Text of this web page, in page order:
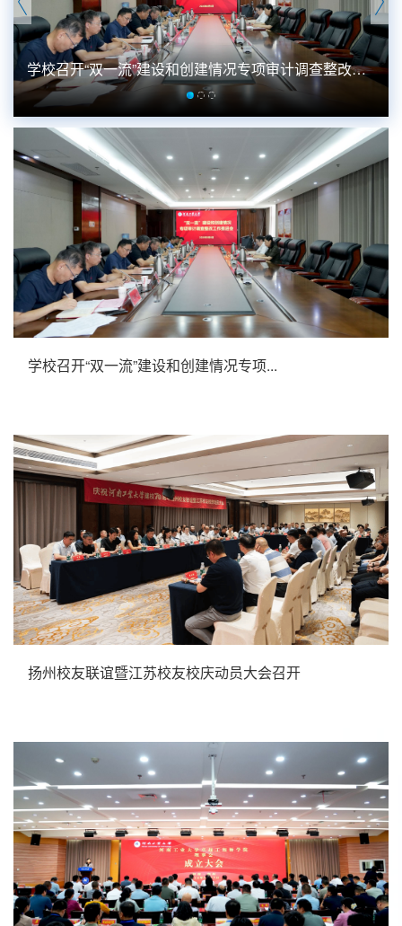
学校召开“双一流”建设和创建情况专项审计调查整改工
作...
学校召开“双一流”建设和创建情况专项...
扬州校友联谊暨江苏校友校庆动员大会召开